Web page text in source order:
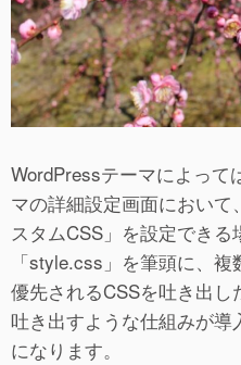
WordPressテーマによって
マの詳細設定画面におい
スタムCSS」を設定できる
「style.css」を筆頭に、
優先されるCSSを吐き出
吐き出すような仕組みが
になります。